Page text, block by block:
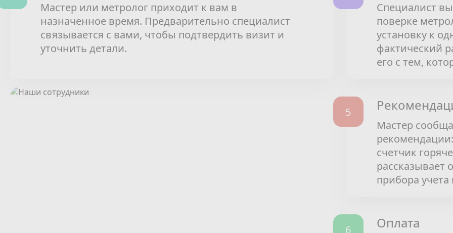
Мастер или метролог приходит к вам в
назначенное время. Предварительно специалист
связывается с вами, чтобы подтвердить визит и
уточнить детали.
Специалист
поверке
установку к
фактический
его с тем,
Мастер
счетчик
рассказывает
прибора учета
Оплата